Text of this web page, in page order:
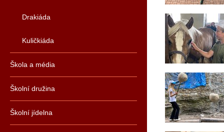
Drakiáda
Kuličkiáda
Škola a média
Školní družina
Školní jídelna